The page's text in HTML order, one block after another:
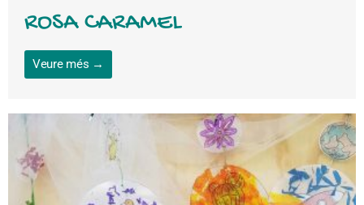
ROSA CARAMEL
Veure més →